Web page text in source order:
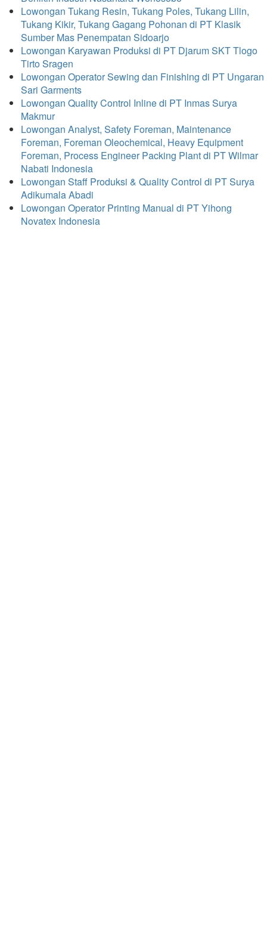
Lowongan Tukang Resin, Tukang Poles, Tukang Lilin,
Tukang Kikir, Tukang Gagang Pohonan di PT Klasik
Sumber Mas Penempatan Sidoarjo
Lowongan Karyawan Produksi di PT Djarum SKT Tlogo
Tirto Sragen
Lowongan Operator Sewing dan Finishing di PT Ungaran
Sari Garments
Lowongan Quality Control Inline di PT Inmas Surya
Makmur
Lowongan Analyst, Safety Foreman, Maintenance
Foreman, Foreman Oleochemical, Heavy Equipment
Foreman, Process Engineer Packing Plant di PT Wilmar
Nabati Indonesia
Lowongan Staff Produksi & Quality Control di PT Surya
Adikumala Abadi
Lowongan Operator Printing Manual di PT Yihong
Novatex Indonesia